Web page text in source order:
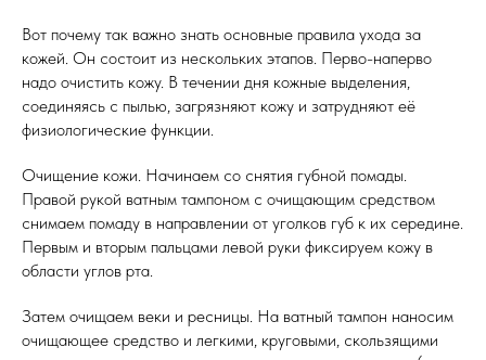
Вот почему так важно знать основные правила ухода за
кожей. Он состоит из нескольких этапов. Перво-наперво
надо очистить кожу. В течении дня кожные выделения,
соединяясь с пылью, загрязняют кожу и затрудняют её
физиологические функции.
Очищение кожи. Начинаем со снятия губной помады.
Правой рукой ватным тампоном с очищающим средством
снимаем помаду в направлении от уголков губ к их середине.
Первым и вторым пальцами левой руки фиксируем кожу в
области углов рта.
Затем очищаем веки и ресницы. На ватный тампон наносим
очищающее средство и легкими, круговыми, скользящими